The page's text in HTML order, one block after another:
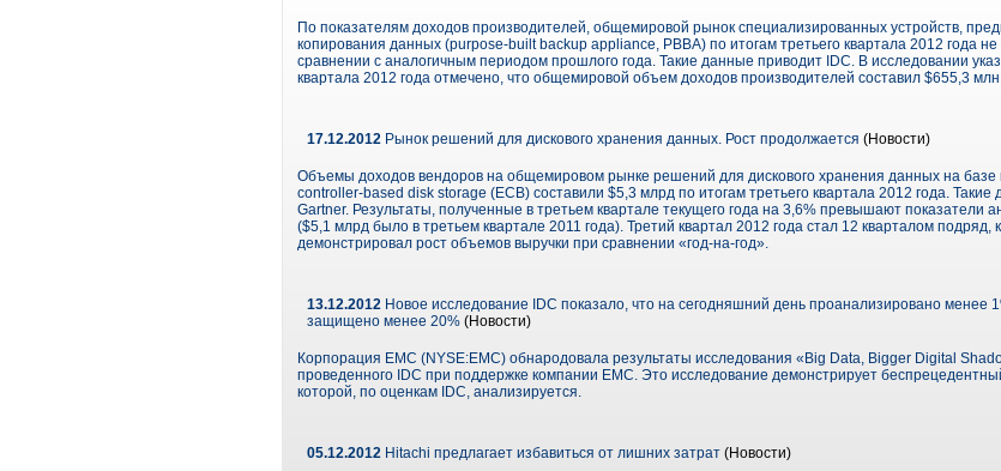
По показателям доходов производителей, общемировой рынок специализированных устройств,
копирования данных (purpose-built backup appliance, PBBA) по итогам третьего квартала 2012 года
сравнении с аналогичным периодом прошлого года. Такие данные приводит IDC. В исследовании
квартала 2012 года отмечено, что общемировой объем доходов производителей составил $655,3
17.12.2012 Рынок решений для дискового хранения данных. Рост продолжается (Новости)
Объемы доходов вендоров на общемировом рынке решений для дискового хранения данных на базе
controller-based disk storage (ECB) составили $5,3 млрд по итогам третьего квартала 2012 года.
Gartner. Результаты, полученные в третьем квартале текущего года на 3,6% превышают показатели
($5,1 млрд было в третьем квартале 2011 года). Третий квартал 2012 года стал 12 кварталом подряд,
демонстрировал рост объемов выручки при сравнении «год-на-год».
13.12.2012 Новое исследование IDC показало, что на сегодняшний день проанализировано
защищено менее 20% (Новости)
Корпорация EMC (NYSE:EMC) обнародовала результаты исследования «Big Data, Bigger Digital
проведенного IDC при поддержке компании EMC. Это исследование демонстрирует
которой, по оценкам IDC, анализируется.
05.12.2012 Hitachi предлагает избавиться от лишних затрат (Новости)